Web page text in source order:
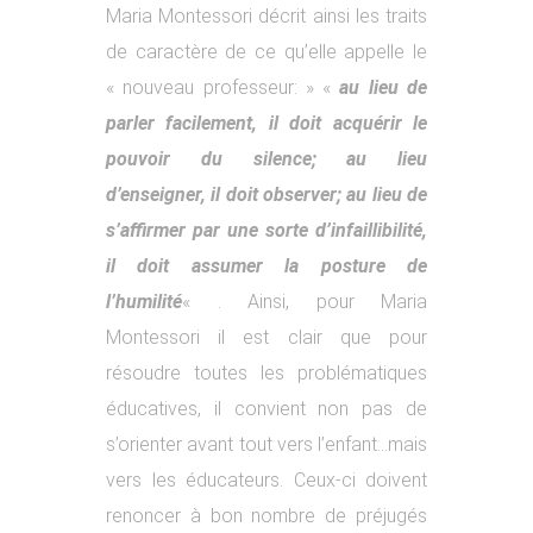
Maria Montessori décrit ainsi les traits
de caractère de ce qu’elle appelle le
« nouveau professeur: » «au lieu de
parler facilement, il doit acquérir le
pouvoir du silence; au lieu
d’enseigner, il doit observer; au lieu de
s’affirmer par une sorte d’infaillibilité,
il doit assumer la posture de
l’humilité« . Ainsi, pour Maria
Montessori il est clair que pour
résoudre toutes les problématiques
éducatives, il convient non pas de
s’orienter avant tout vers l’enfant…mais
vers les éducateurs. Ceux-ci doivent
renoncer à bon nombre de préjugés